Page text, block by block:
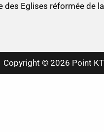
des Eglises réformée de
Copyright © 2026 Point KT